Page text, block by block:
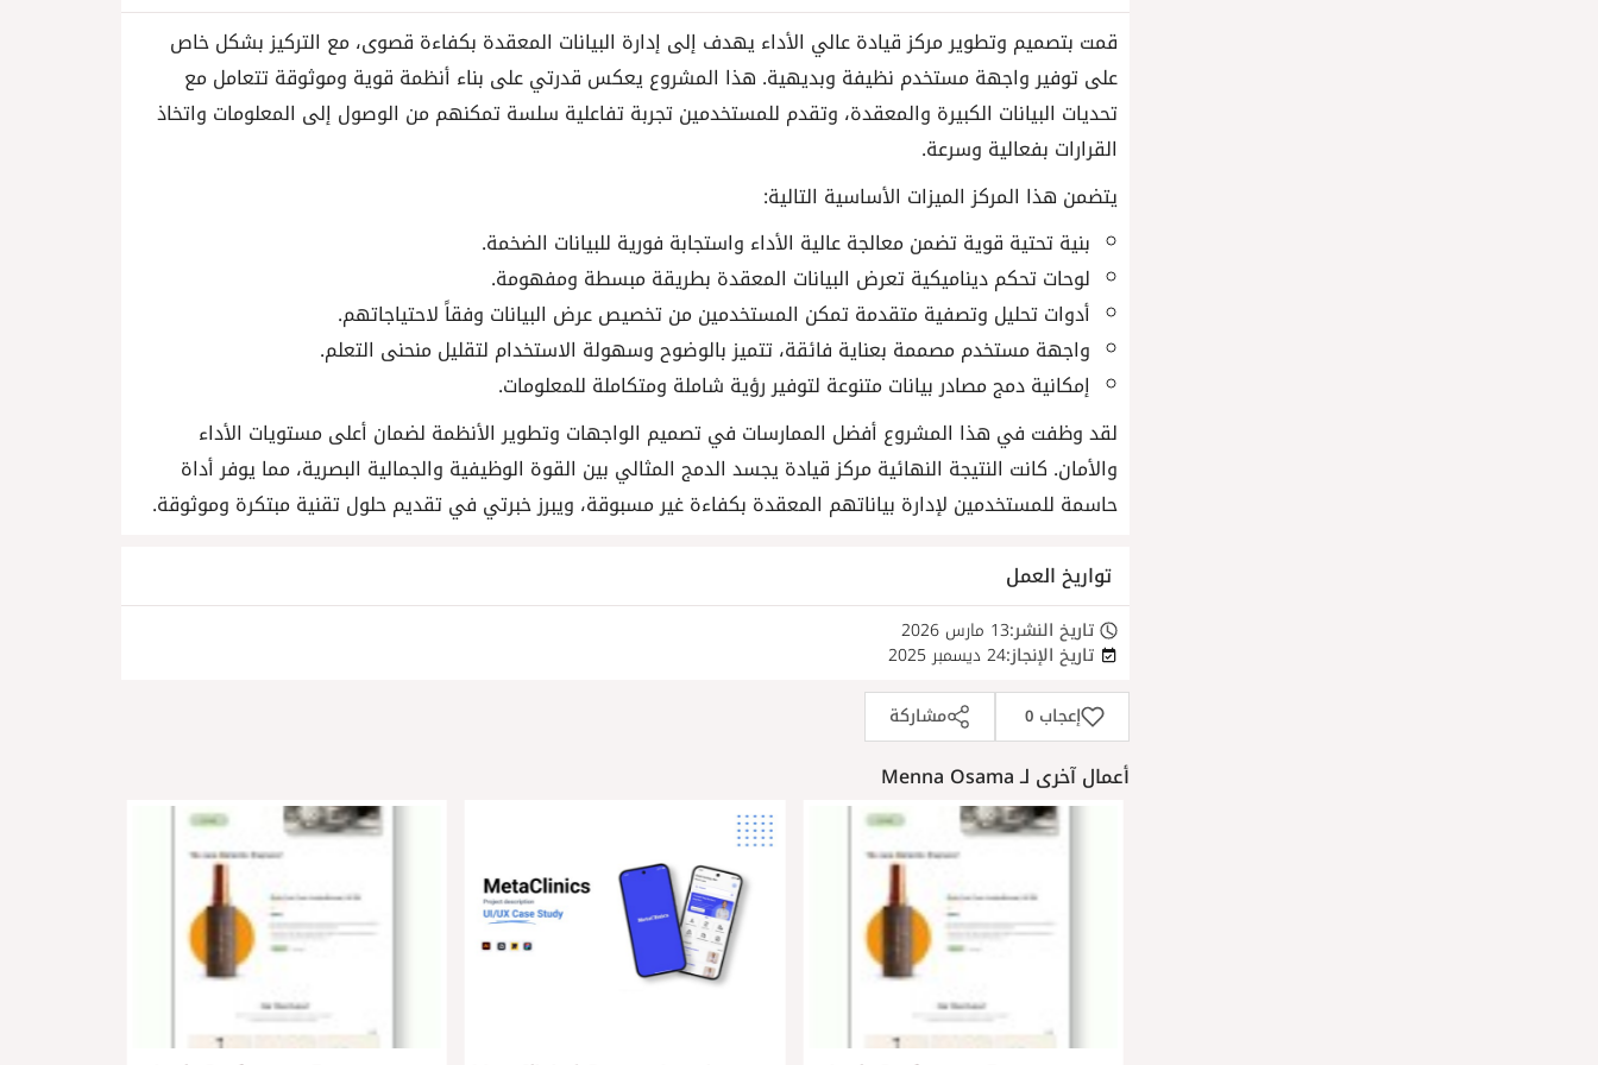
قمت بتصميم وتطوير مركز قيادة عالي الأداء يهدف إلى إدارة البيانات المعقدة بكفاءة قصوى، مع التركيز بشكل خاص
على توفير واجهة مستخدم نظيفة وبديهية. هذا المشروع يعكس قدرتي على بناء أنظمة قوية وموثوقة تتعامل مع
تحديات البيانات الكبيرة والمعقدة، وتقدم للمستخدمين تجربة تفاعلية سلسة تمكنهم من الوصول إلى المعلومات واتخاذ
القرارات بفعالية وسرعة.
يتضمن هذا المركز الميزات الأساسية التالية:
بنية تحتية قوية تضمن معالجة عالية الأداء واستجابة فورية للبيانات الضخمة.
لوحات تحكم ديناميكية تعرض البيانات المعقدة بطريقة مبسطة ومفهومة.
أدوات تحليل وتصفية متقدمة تمكن المستخدمين من تخصيص عرض البيانات وفقاً لاحتياجاتهم.
واجهة مستخدم مصممة بعناية فائقة، تتميز بالوضوح وسهولة الاستخدام لتقليل منحنى التعلم.
إمكانية دمج مصادر بيانات متنوعة لتوفير رؤية شاملة ومتكاملة للمعلومات.
لقد وظفت في هذا المشروع أفضل الممارسات في تصميم الواجهات وتطوير الأنظمة لضمان أعلى مستويات الأداء
والأمان. كانت النتيجة النهائية مركز قيادة يجسد الدمج المثالي بين القوة الوظيفية والجمالية البصرية، مما يوفر أداة
حاسمة للمستخدمين لإدارة بياناتهم المعقدة بكفاءة غير مسبوقة، ويبرز خبرتي في تقديم حلول تقنية مبتكرة وموثوقة.
تواريخ العمل
تاريخ النشر:13 مارس 2026
تاريخ الإنجاز:24 ديسمبر 2025
إعجاب 0 مشاركة
أعمال آخرى لـ Menna Osama